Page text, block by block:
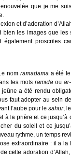
que je me
et d’adoration
bien les images que
proscrites
nom ramadamaa été le
les mots ramida ou
a été rendu
faut adopter au sein
l’aube pour le sahur,
à la prière et ce
du soleil et ce
rythme, un temps
extraordinaire : il a
cette adoration